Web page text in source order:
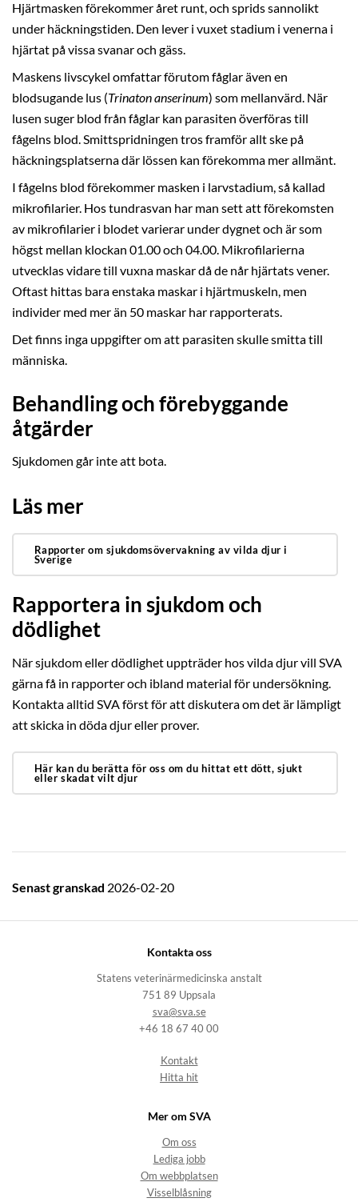
Hjärtmasken förekommer året runt, och sprids sannolikt
under häckningstiden. Den lever i vuxet stadium i venerna i
hjärtat på vissa svanar och gäss.
Maskens livscykel omfattar förutom fåglar även en
blodsugande lus (Trinaton anserinum) som mellanvärd. När
lusen suger blod från fåglar kan parasiten överföras till
fågelns blod. Smittspridningen tros framför allt ske på
häckningsplatserna där lössen kan förekomma mer allmänt.
I fågelns blod förekommer masken i larvstadium, så kallad
mikrofilarier. Hos tundrasvan har man sett att förekomsten
av mikrofilarier i blodet varierar under dygnet och är som
högst mellan klockan 01.00 och 04.00. Mikrofilarierna
utvecklas vidare till vuxna maskar då de når hjärtats vener.
Oftast hittas bara enstaka maskar i hjärtmuskeln, men
individer med mer än 50 maskar har rapporterats.
Det finns inga uppgifter om att parasiten skulle smitta till
människa.
Behandling och förebyggande
åtgärder
Sjukdomen går inte att bota.
Läs mer
Rapporter om sjukdomsövervakning av vilda djur i
Sverige
Rapportera in sjukdom och
dödlighet
När sjukdom eller dödlighet uppträder hos vilda djur vill SVA
gärna få in rapporter och ibland material för undersökning.
Kontakta alltid SVA först för att diskutera om det är lämpligt
att skicka in döda djur eller prover.
Här kan du berätta för oss om du hittat ett dött, sjukt
eller skadat vilt djur
Senast granskad 2026-02-20
Kontakta oss
Statens veterinärmedicinska anstalt
751 89 Uppsala
sva@sva.se
+46 18 67 40 00
Kontakt
Hitta hit
Mer om SVA
Om oss
Lediga jobb
Om webbplatsen
Visselblåsning